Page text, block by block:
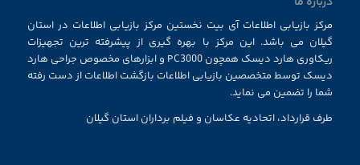
مرکز بازیابی اطلاعات آی بیت نخستین مرکز بازیابی اطلاعات در استان
گیلان می باشد. این مرکز با بهره گیری از پیشرفته ترین تجهیزات
ریکاوری هارد دیسک همچون PC3000 و ابزارهای مخصوص جراحی هارد
دیسک توسط متخصصین بازیابی اطلاعات بازگشت اطلاعات از دست رفته
شما را تضمین می نماید.
طرف قرارداد، اتحادیه عکاسان و فیلم برداران استان گیلان